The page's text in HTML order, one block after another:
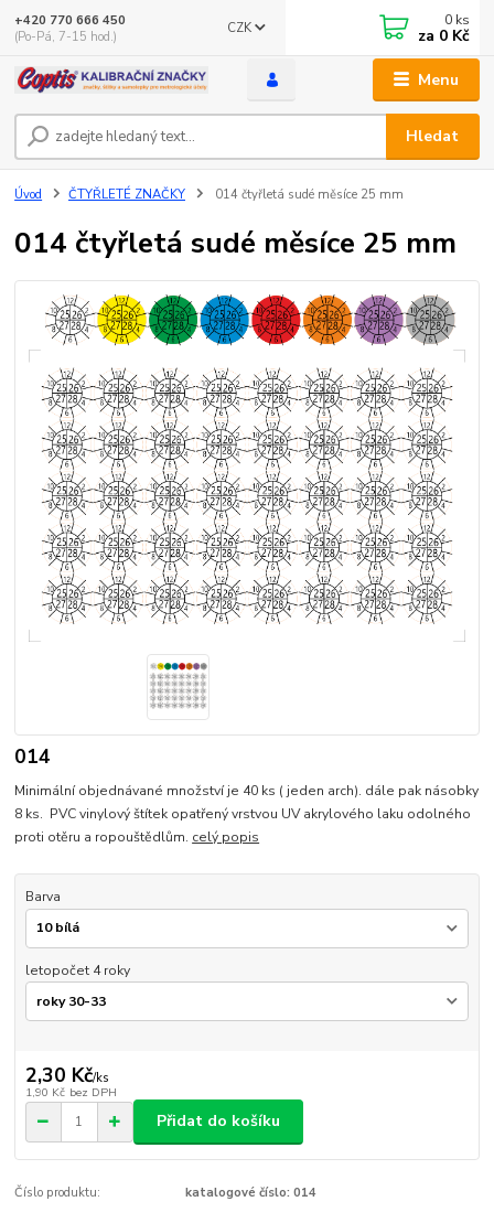
Menu
CZK
Hledat
+420 770 666 450
(Po-Pá, 7-15 hod.)
0 ks
za 0 Kč
Úvod ČTYŘLETÉ ZNAČKY 014 čtyřletá sudé měsíce 25 mm
014 čtyřletá sudé měsíce 25 mm
014
Minimální objednávané množství je 40 ks ( jeden arch). dále pak násobky
8 ks. PVC vinylový štítek opatřený vrstvou UV akrylového laku odolného
proti otěru a ropouštědlům. celý popis
Barva
letopočet 4 roky
2,30 Kč/ks
1,90 Kč bez DPH
Přidat do košíku
Číslo produktu: katalogové číslo: 014